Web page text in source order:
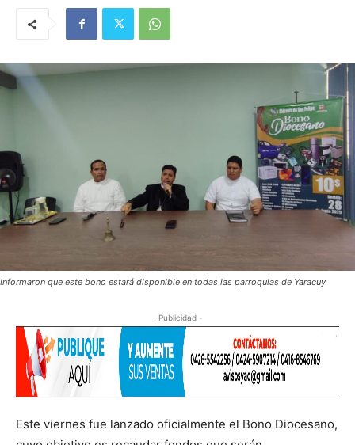
Informaron que este bono estará disponible en todas las parroquias de Yaracuy
- Publicidad -
Este viernes fue lanzado oficialmente el Bono Diocesano,